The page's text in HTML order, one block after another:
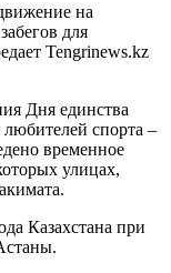
на
для
Tengrinews.kz
Дня единства
спорта –
временное
улицах,
Казахстана при